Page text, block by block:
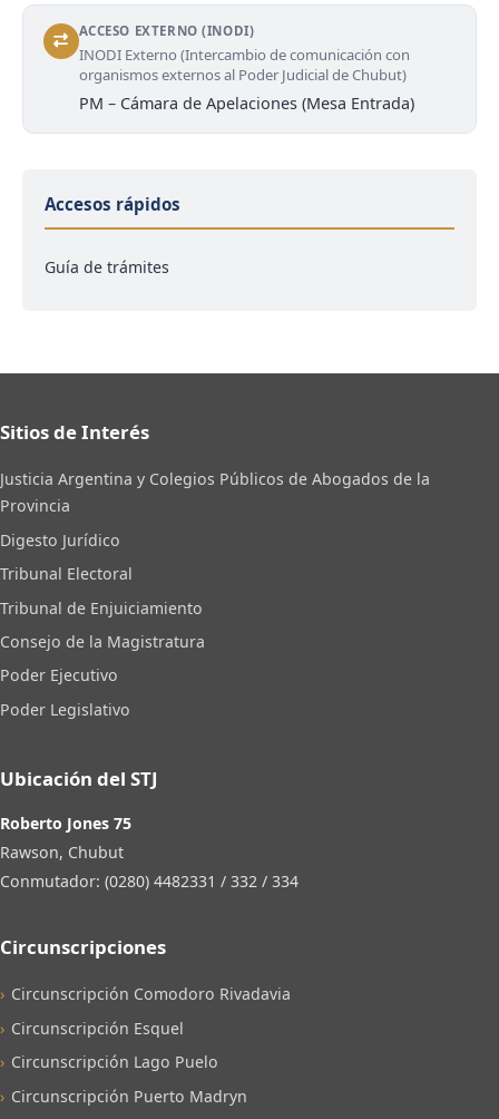
ACCESO EXTERNO (INODI)
INODI Externo (Intercambio de comunicación con
organismos externos al Poder Judicial de Chubut)
PM – Cámara de Apelaciones (Mesa Entrada)
Accesos rápidos
Guía de trámites
Sitios de Interés
Justicia Argentina y Colegios Públicos de Abogados de la
Provincia
Digesto Jurídico
Tribunal Electoral
Tribunal de Enjuiciamiento
Consejo de la Magistratura
Poder Ejecutivo
Poder Legislativo
Ubicación del STJ
Roberto Jones 75
Rawson, Chubut
Conmutador: (0280) 4482331 / 332 / 334
Circunscripciones
Circunscripción Comodoro Rivadavia
Circunscripción Esquel
Circunscripción Lago Puelo
Circunscripción Puerto Madryn